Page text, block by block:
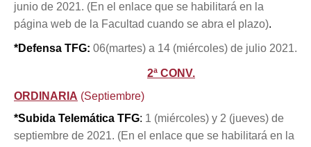
junio de 2021. (En el enlace que se habilitará en la
página web de la Facultad cuando se abra el plazo).
*Defensa TFG: 06(martes) a 14 (miércoles) de julio 2021.
2ª CONV.
ORDINARIA (Septiembre)
*Subida Telemática TFG: 1 (miércoles) y 2 (jueves) de
septiembre de 2021. (En el enlace que se habilitará en la